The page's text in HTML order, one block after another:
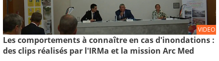
VIDEO
Les comportements à connaître en cas d'inondations :
des clips réalisés par l'IRMa et la mission Arc Med